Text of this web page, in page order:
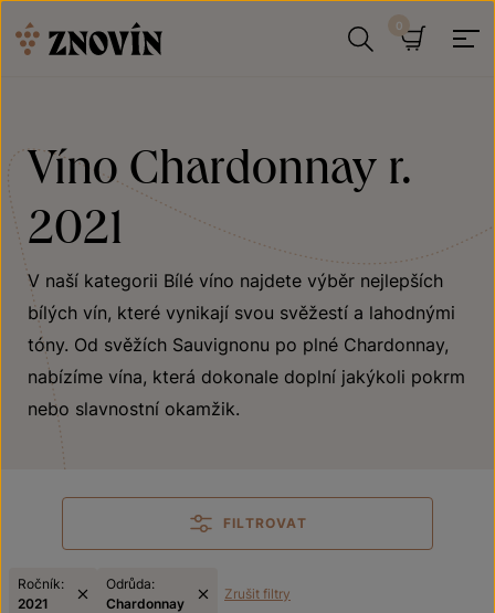
Víno Chardonnay r.
2021
V naší kategorii Bílé víno najdete výběr nejlepších
bílých vín, které vynikají svou svěžestí a lahodnými
tóny. Od svěžích Sauvignonu po plné Chardonnay,
nabízíme vína, která dokonale doplní jakýkoli pokrm
nebo slavnostní okamžik.
FILTROVAT
Ročník:
2021
Odrůda:
Chardonnay
Zrušit filtry